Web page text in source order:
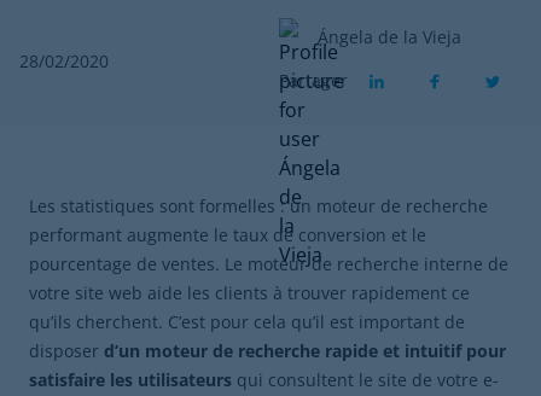
28/02/2020
Ángela de la Vieja
Partager
Les statistiques sont formelles : un moteur de recherche
performant augmente le taux de conversion et le
pourcentage de ventes. Le moteur de recherche interne de
votre site web aide les clients à trouver rapidement ce
qu’ils cherchent. C’est pour cela qu’il est important de
disposer d’un moteur de recherche rapide et intuitif pour
satisfaire les utilisateurs qui consultent le site de votre e-